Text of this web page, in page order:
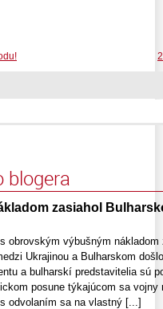
blogera
zasiahol
obrovským výbušným
Ukrajinou a Bulharskom
a bulharskí predstavitelia sú
posune týkajúcom sa
odvolaním sa na vlastný [...]